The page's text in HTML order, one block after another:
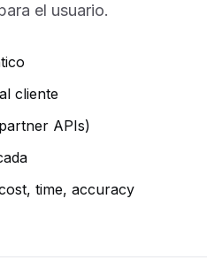
el usuario.
cliente
APIs)
time, accuracy